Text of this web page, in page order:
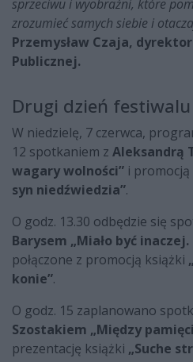
sprzeciwu i wyobraźni, które
zrozumieć samych siebie i
Przemysław Czaja,
Publicznej.
Drugi dzień festiwalu
W niedzielę, 7 czerwca,
12 spotkaniem z Aleksandrą
wagary wolności” i
syn niedźwiedzia”.
O godz. 13.30 odbędzie się
Barysem „Miało być
połączone z promocją książki
konie”.
O godz. 15 zaplanowano
Szostakiem „Między
prezentację książki „Suche